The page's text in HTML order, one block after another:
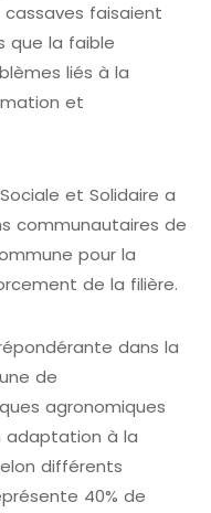
faisaient
que la faible
liés à la
et
et Solidaire a
communautaires de
pour la
de la filière.
dans la
de
agronomiques
adaptation à la
différents
40% de